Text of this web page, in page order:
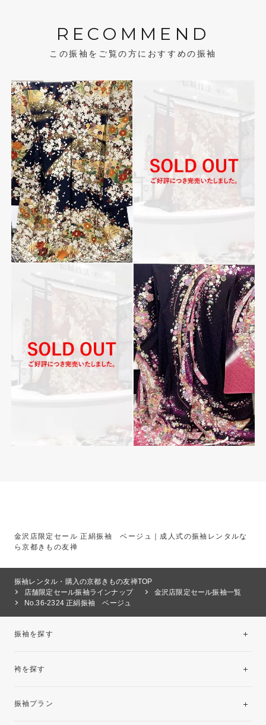
RECOMMEND
この振袖をご覧の方におすすめの振袖
金沢店限定セール 正絹振袖 ベージュ｜成人式の振袖レンタルな
ら京都きもの友禅
振袖レンタル・購入の京都きもの友禅TOP
店舗限定セール振袖ラインナップ
金沢店限定セール振袖一覧
No.36-2324 正絹振袖 ベージュ
振袖を探す
袴を探す
振袖プラン